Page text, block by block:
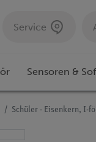
Service
Sensoren &
Schüler - Eisenkern, I-